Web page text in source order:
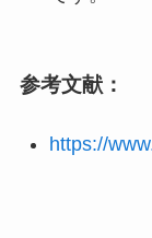
参考文献：
https://